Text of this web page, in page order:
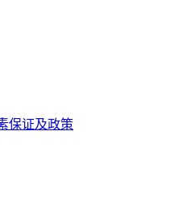
保证及政策